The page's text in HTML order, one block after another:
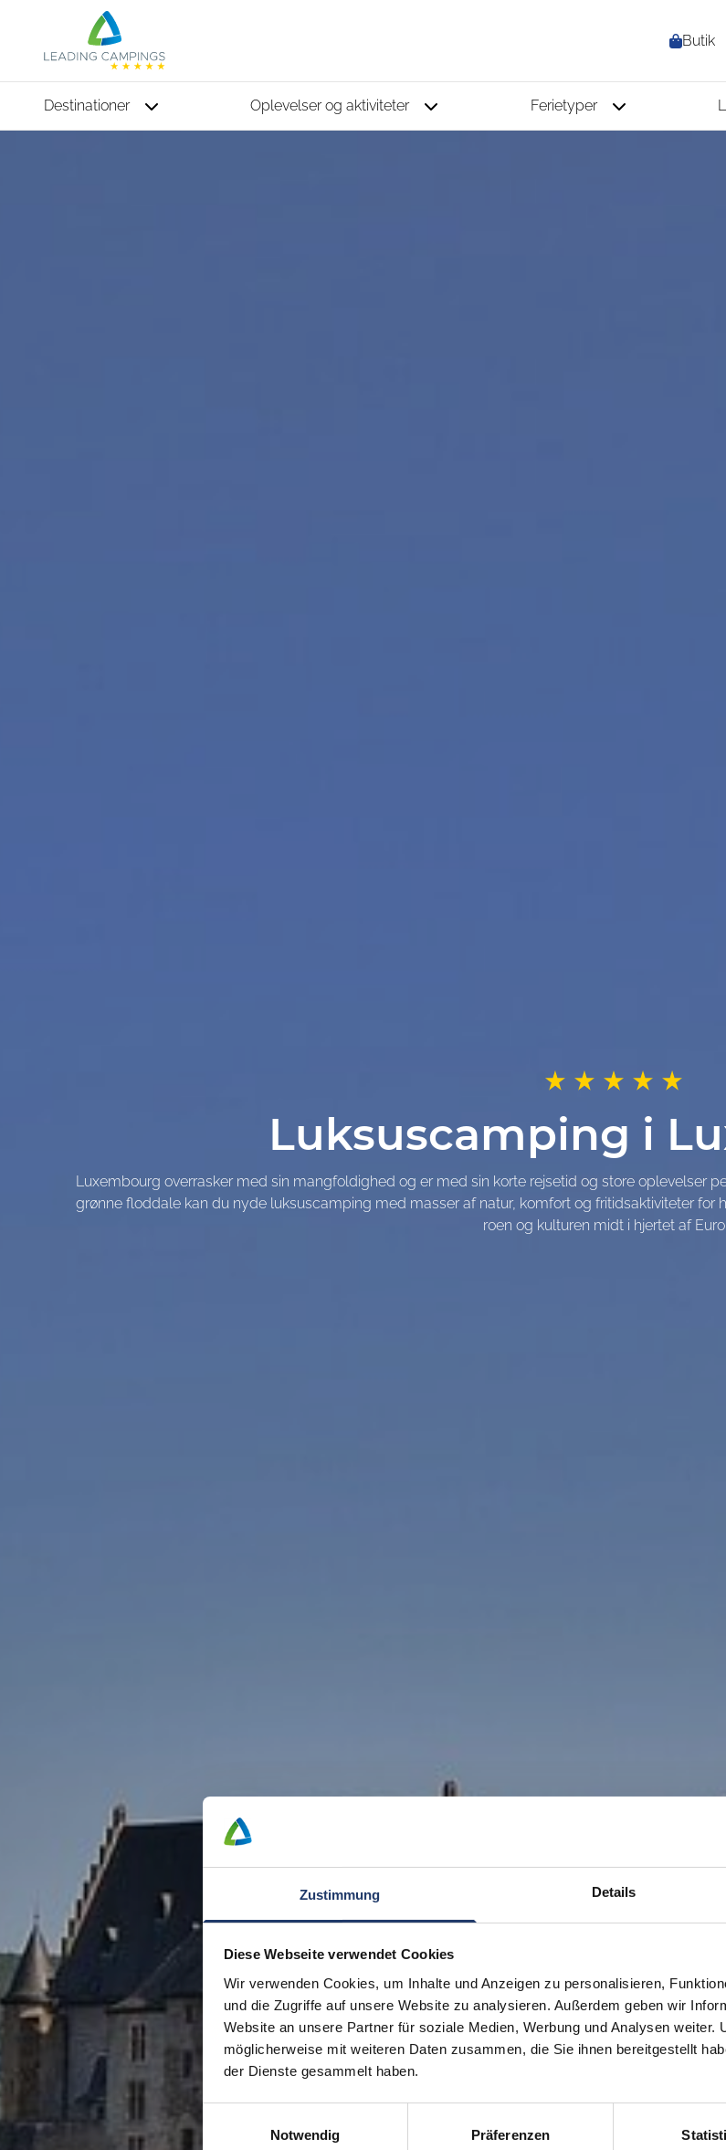
Zustimmung Details
Diese Webseite verwendet Cookies
Wir verwenden Cookies, um Inhalte und Anzeigen zu personalisieren,
und die Zugriffe auf unsere Website zu analysieren. Außerdem geben wir
Website an unsere Partner für soziale Medien, Werbung und Analysen weiter.
möglicherweise mit weiteren Daten zusammen, die Sie ihnen bereitgestellt
der Dienste gesammelt haben.
Notwendig
Präferenzen
Butik
Destinationer Oplevelser og aktiviteter Ferietyper
Luksuscamping i
Luxembourg overrasker med sin mangfoldighed og er med sin korte rejsetid og store oplevelser
grønne floddale kan du nyde luksuscamping med masser af natur, komfort og fritidsaktiviteter for
roen og kulturen midt i hjertet af